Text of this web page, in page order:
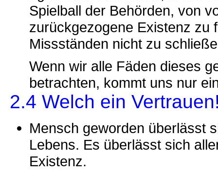
Spielball der Behörden, von
zurückgezogene Existenz zu
Missständen nicht zu
Wenn wir alle Fäden dieses
betrachten, kommt uns nur
2.4 Welch ein
Mensch geworden überlässt
Lebens. Es überlässt sich
Existenz.